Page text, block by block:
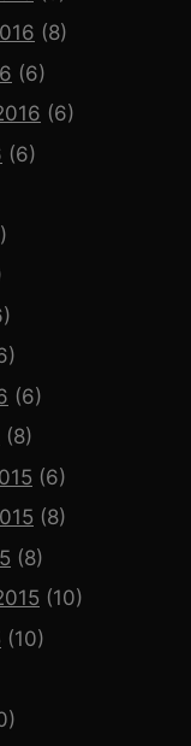
(8)
(6)
(6)
(6)
(6)
(8)
(6)
(8)
(8)
(10)
(10)